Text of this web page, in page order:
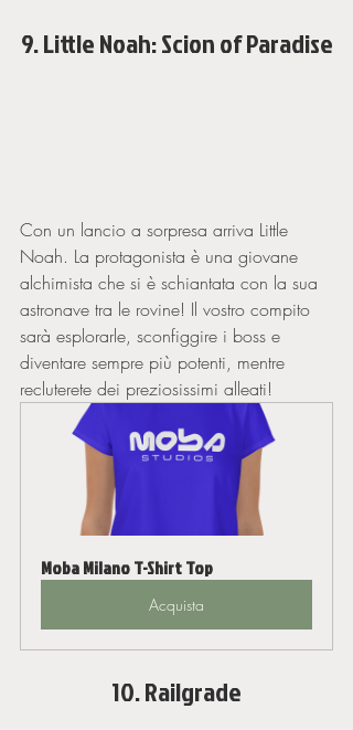
9. Little Noah: Scion of Paradise
Con un lancio a sorpresa arriva Little
Noah. La protagonista è una giovane
alchimista che si è schiantata con la sua
astronave tra le rovine! Il vostro compito
sarà esplorarle, sconfiggire i boss e
diventare sempre più potenti, mentre
recluterete dei preziosissimi alleati!
Moba Milano T-Shirt Top
Acquista
10. Railgrade